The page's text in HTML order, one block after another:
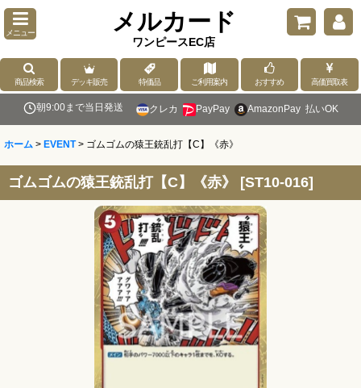
メニュー メルカード
ワンピースEC店
商品検索 デッキ販売 特価品 ご利用案内 おすすめ 高価買取表
朝9:00まで当日発送 クレカ PayPay AmazonPay 払いOK
ホーム > EVENT > ゴムゴムの猿王銃乱打【C】《赤》
ゴムゴムの猿王銃乱打【C】《赤》 [ST10-016]